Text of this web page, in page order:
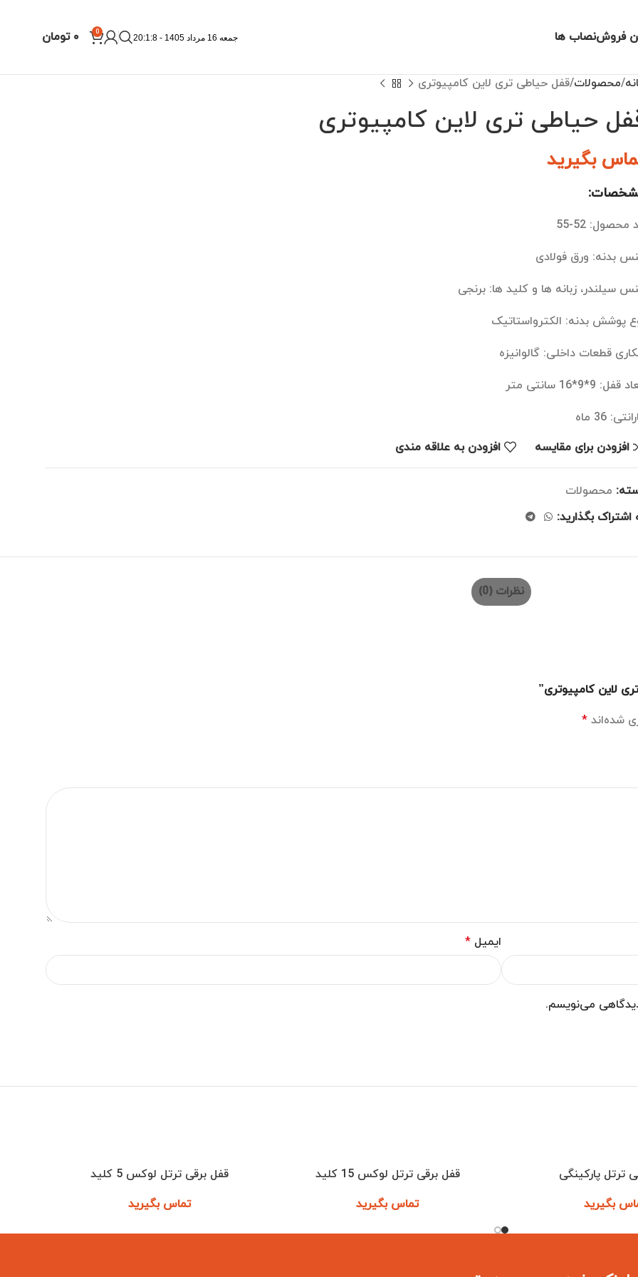
فروشنصاب ها جمعه 16 مرداد 1405 - 20:1:8
0 ۰ تومان
محصولات قفل حیاطی تری لاین کامپیوتری
حیاطی تری لاین کامپیوتری
بگیرید
محصول: 52-55
بدنه: ورق فولادی
سیلندر، زبانه ها و کلید ها: برنجی
پوشش بدنه: الکترواستاتیک
قطعات داخلی: گالوانیزه
قفل: 9*9*16 سانتی متر
36 ماه
افزودن برای مقایسه
افزودن به علاقه مندی
محصولات
اشتراک بگذارید:
نظرات (0)
لاین کامپیوتری”
شده‌اند *
ایمیل *
دیدگاهی می‌نویسم.
ترتل پارکینگی
بگیرید
اطلاعات بیشترقفل برقی ترتل لوکس 15 کلید
تماس بگیرید
اطلاعات بیشترقفل برقی ترتل لوکس 5 کلید
تماس بگیرید